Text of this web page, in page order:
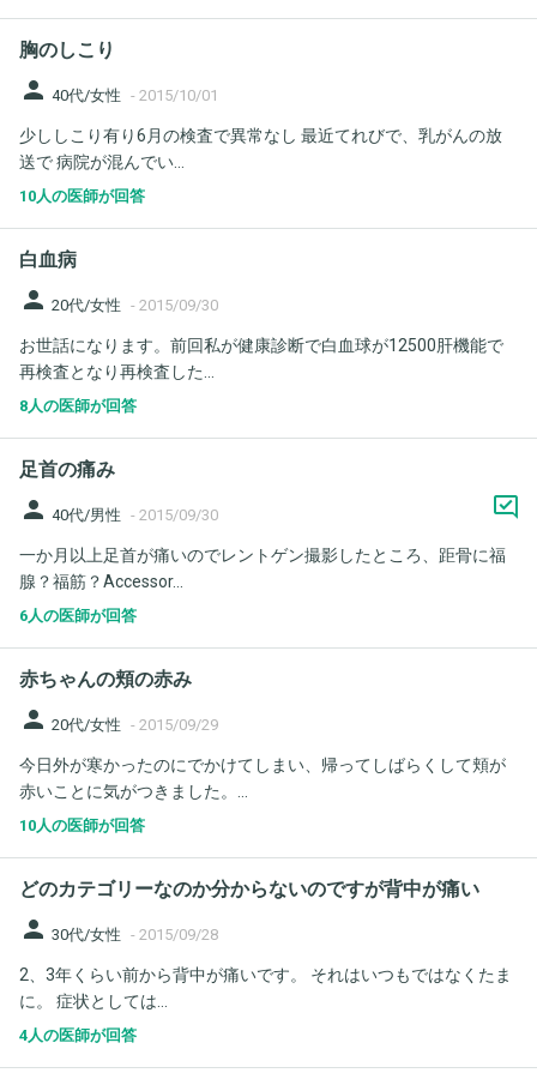
胸のしこり
person 40代/女性 - 2015/10/01
少ししこり有り6月の検査で異常なし 最近てれびで、乳がんの放
送で 病院が混んでい...
10人の医師が回答
白血病
person 20代/女性 - 2015/09/30
お世話になります。前回私が健康診断で白血球が12500肝機能で
再検査となり再検査した...
8人の医師が回答
足首の痛み
person 40代/男性 - 2015/09/30
一か月以上足首が痛いのでレントゲン撮影したところ、距骨に福
腺？福筋？Accessor...
6人の医師が回答
赤ちゃんの頬の赤み
person 20代/女性 - 2015/09/29
今日外が寒かったのにでかけてしまい、帰ってしばらくして頬が
赤いことに気がつきました。...
10人の医師が回答
どのカテゴリーなのか分からないのですが背中が痛い
person 30代/女性 - 2015/09/28
2、3年くらい前から背中が痛いです。 それはいつもではなくたま
に。 症状としては...
4人の医師が回答